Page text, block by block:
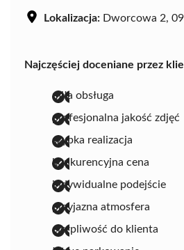
Lokalizacja: Dworcowa 2,
Najczęściej doceniane przez
miła obsługa
profesjonalna jakość zdjęć
szybka realizacja
konkurencyjna cena
indywidualne podejście
przyjazna atmosfera
cierpliwość do klienta